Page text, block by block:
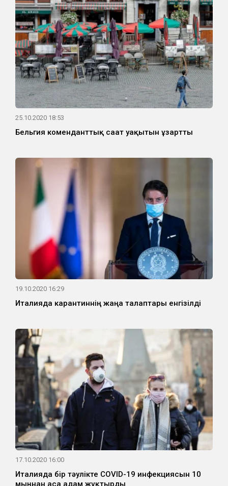
25.10.2020 18:53
Бельгия коменданттық сағат уақытын ұзартты
19.10.2020 16:29
Италияда карантиннің жаңа талаптары енгізілді
17.10.2020 16:00
Италияда бір тәулікте COVID-19 инфекциясын 10
мыңнан аса адам жұқтырды